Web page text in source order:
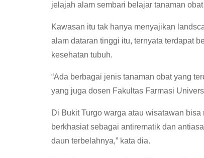
jelajah alam sembari belajar tanaman
Kawasan itu tak hanya menyajikan
alam dataran tinggi itu, ternyata terdapat
kesehatan tubuh.
“Ada berbagai jenis tanaman obat yang
yang juga dosen Fakultas Farmasi
Di Bukit Turgo warga atau wisatawan
berkhasiat sebagai antirematik dan
daun terbelahnya,” kata dia.